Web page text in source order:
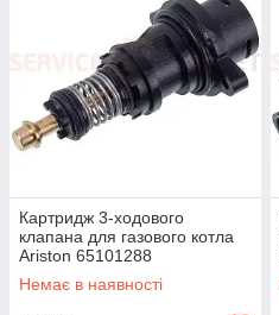
Картридж 3-ходового
клапана для газового котла
Ariston 65101288
Немає в наявності